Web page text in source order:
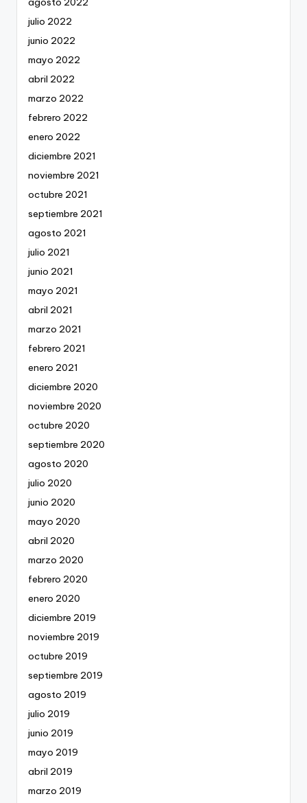
julio 2022
junio 2022
mayo 2022
abril 2022
marzo 2022
febrero 2022
enero 2022
diciembre 2021
noviembre 2021
octubre 2021
septiembre 2021
agosto 2021
julio 2021
junio 2021
mayo 2021
abril 2021
marzo 2021
febrero 2021
enero 2021
diciembre 2020
noviembre 2020
octubre 2020
septiembre 2020
agosto 2020
julio 2020
junio 2020
mayo 2020
abril 2020
marzo 2020
febrero 2020
enero 2020
diciembre 2019
noviembre 2019
octubre 2019
septiembre 2019
agosto 2019
julio 2019
junio 2019
mayo 2019
abril 2019
marzo 2019